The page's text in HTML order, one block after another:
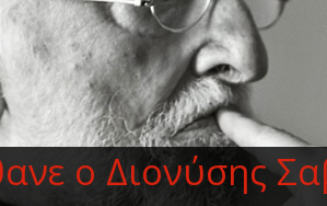
ο Διονύσης